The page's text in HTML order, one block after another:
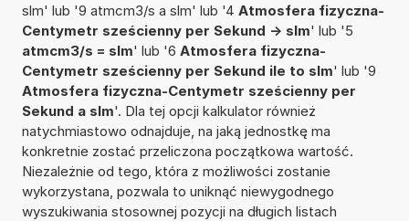
slm' lub '9 atmcm3/s a slm' lub '4 Atmosfera fizyczna-
Centymetr sześcienny per Sekund -> slm' lub '5
atmcm3/s = slm' lub '6 Atmosfera fizyczna-
Centymetr sześcienny per Sekund ile to slm' lub '9
Atmosfera fizyczna-Centymetr sześcienny per
Sekund a slm'. Dla tej opcji kalkulator również
natychmiastowo odnajduje, na jaką jednostkę ma
konkretnie zostać przeliczona początkowa wartość.
Niezależnie od tego, która z możliwości zostanie
wykorzystana, pozwala to uniknąć niewygodnego
wyszukiwania stosownej pozycji na długich listach